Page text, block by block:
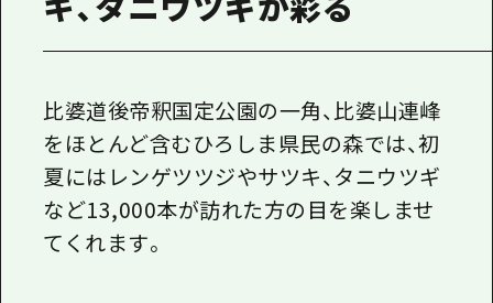
広島県の魅力を動画でご紹介！
メディア掲載情報
フォトダウンロード
関連リンク
比婆道後帝釈国定公園の一角、比婆山連峰
をほとんど含むひろしま県民の森では、初
夏にはレンゲツツジやサツキ、タニウツギ
など13,000本が訪れた方の目を楽しませ
てくれます。